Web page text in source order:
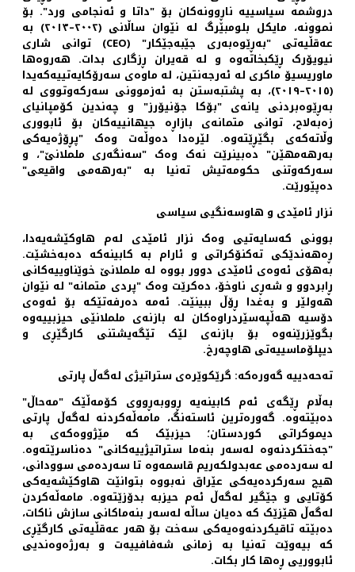
دروشمە سیاسییە ناڕوونەکان بۆ "داتا و ئەنجامی ورد". بۆ
نموونە، مایکل بلومبێرگ لە نێوان ساڵانی (٢٠٠٢–٢٠١٣) بە
عەقڵیەتی "بەڕێوەبەری جێبەجێکار" (
CEO) توانی شاری
نیویۆرک ڕێکبخاتەوە و لە قەیران ڕزگاری بدات. هەروەها
ماوریسیۆ ماکری لە ئەرجەنتین، لە ماوەی سەرۆکایەتییەکەیدا
(٢٠١٥–٢٠١٩)، بە پشتبەستن بە ئەزموونی سەرکەوتووی لە
بەڕێوەبردنی یانەی "بۆکا جۆنیۆرز" و چەندین کۆمپانیای
زەبەلاح، توانی متمانەی بازاڕە جیهانییەکان بۆ ئابووری
وڵاتەکەی بگێڕێتەوە. لێرەدا دەوڵەت وەک "پڕۆژەیەکی
بەرهەمهێن" دەبینرێت نەک وەک "سەنگەری ململانێ"، و
سەرکەوتنی حکومەتیش تەنیا بە "بەرهەمی واقیعی"
دەپێورێت.
نزار ئامێدی و هاوسەنگیی سیاسی
بوونی کەسایەتیی وەک نزار ئامێدی لەم هاوکێشەیەدا،
ڕەهەندێکی تەکنۆکراتی و ئارام بە کابینەکە دەبەخشێت.
بەهۆی ئەوەی ئامێدی دوور بووە لە ململانێ خوێناوییەکانی
ڕابردوو و شەڕی ناوخۆ، دەکرێت وەک "پردی متمانە" لە نێوان
هەولێر و بەغدا ڕۆڵ ببینێت. ئەمە دەرفەتێکە بۆ ئەوەی
دۆسیە هەڵپەسێردراوەکان لە بازنەی ململانێی حیزبییەوە
بگوێزرێنەوە بۆ بازنەی لێک تێگەیشتنی کارگێڕی و
دیپلۆماسییەتی هاوچەرخ.
تەحەدییە گەورەکە: گرێکوێرەی ستراتیژی لەگەڵ پارتی
بەڵام ڕێگەی ئەم کابینەیە ڕووبەڕووی کۆمەڵێک "مەحاڵ"
دەبێتەوە. گەورەترین ئاستەنگ، مامەڵەکردنە لەگەڵ پارتی
دیموکراتی کوردستان؛ حیزبێک کە مێژووەکەی بە
"جەختکردنەوە لەسەر بنەما ستراتیژییەکانی" دەناسرێتەوە.
لە سەردەمی عەبدولکەریم قاسمەوە تا سەردەمی سوودانی،
هیچ سەرکردەیەکی عێراق نەبووە بتوانێت هاوکێشەیەکی
کۆتایی و جێگیر لەگەڵ ئەم حیزبە بدۆزێتەوە. مامەڵەکردن
لەگەڵ هێزێک کە دەیان ساڵە لەسەر بنەماکانی سازش ناکات،
دەبێتە تاقیکردنەوەیەکی سەخت بۆ هەر عەقڵیەتی کارگێڕی
کە بیەوێت تەنیا بە زمانی شەفافییەت و بەرژەوەندیی
ئابووریی ڕەها کار بکات.